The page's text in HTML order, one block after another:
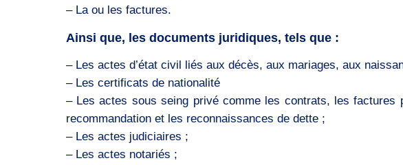
– La ou les factures.
Ainsi que, les documents juridiques, tels que :
– Les actes d’état civil liés aux décès, aux mariages, aux
– Les certificats de nationalité
– Les actes sous seing privé comme les contrats, les
recommandation et les reconnaissances de dette ;
– Les actes judiciaires ;
– Les actes notariés ;